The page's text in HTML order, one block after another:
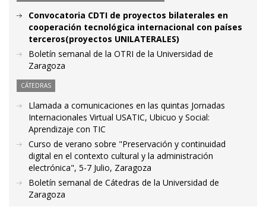
Convocatoria CDTI de proyectos bilaterales en
cooperación tecnológica internacional con países
terceros(proyectos UNILATERALES)
Boletín semanal de la OTRI de la Universidad de
Zaragoza
CÁTEDRAS
Llamada a comunicaciones en las quintas Jornadas
Internacionales Virtual USATIC, Ubicuo y Social:
Aprendizaje con TIC
Curso de verano sobre "Preservación y continuidad
digital en el contexto cultural y la administración
electrónica", 5-7 Julio, Zaragoza
Boletín semanal de Cátedras de la Universidad de
Zaragoza